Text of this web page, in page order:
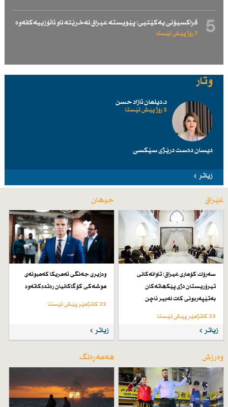
5 فراكسیۆنی یەكێتیی: پێویستە عیراق نەخرێتە ناو ئاڵۆزییەكانەوە
7 رۆژ پێش ئێستا
وتار
د.دیلمان ئازاد حسن
2 رۆژ پێش ئێستا
دیسان دەست درێژی سێكسی
زیاتر
عێراق
سەرۆك كۆماری عیراق: تاوانەكانی
تیرۆریستان دژی پێكهاتەكان
بەتێپەربونی كات لەبیر ناچن
23 کاتژمێر پێش ئێستا
زیاتر
جیهان
وەزیری جەنگی ئەمریكا كەمبونەی
موشەكی كۆگاكانیان رەتدەكاتەوە
22 کاتژمێر پێش ئێستا
زیاتر
وەرزش هەمەڕەنگ